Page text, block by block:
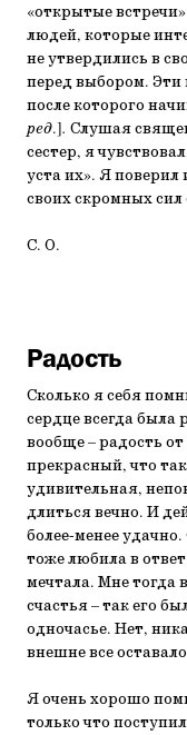
«открытые
людей, которые
не утвердились в
перед выбором. Эти
после которого
ред.]. Слушая
сестер, я
уста их». Я поверил
своих скромных
С. О.
Радость
Сколько я себя
сердце всегда была
вообще – радость
прекрасный, что
удивительная,
длиться вечно. И
более-менее
тоже любила в
мечтала. Мне тогда
счастья – так его
одночасье. Нет,
внешне все
Я очень хорошо
только что